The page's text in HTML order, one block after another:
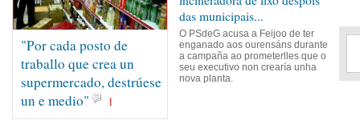
"Por cada posto de
traballo que crea un
supermercado, destrúese
un e medio"
1
das municipais...
O PSdeG acusa a Feijoo de ter
enganado aos ourensáns durante
a campaña ao prometerlles que o
seu executivo non crearía unha
nova planta.